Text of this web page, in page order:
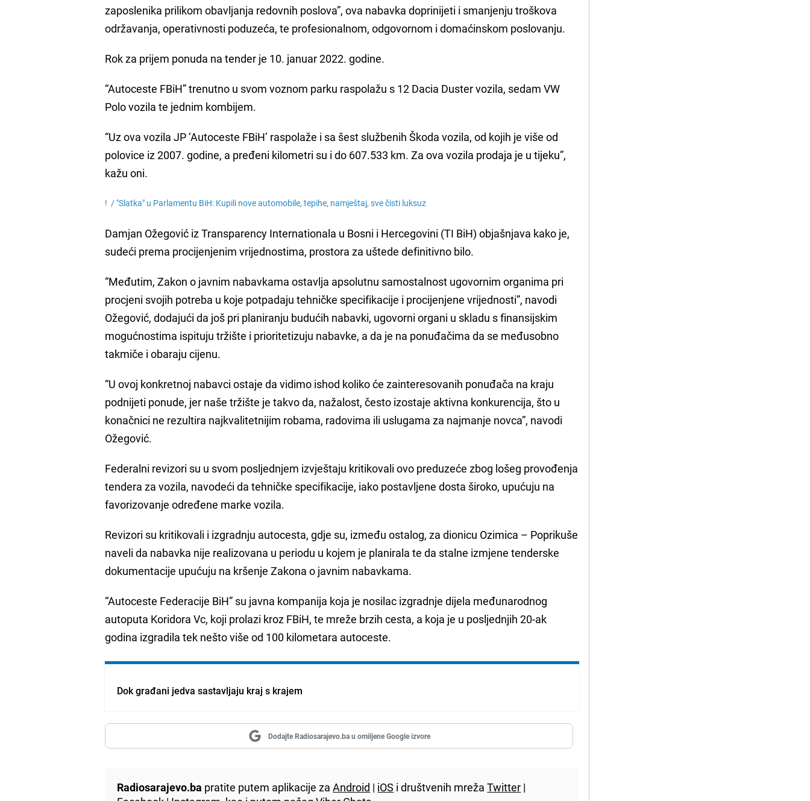
zaposlenika prilikom obavljanja redovnih poslova”, ova nabavka doprinijeti i smanjenju troškova
održavanja, operativnosti poduzeća, te profesionalnom, odgovornom i domaćinskom poslovanju.
Rok za prijem ponuda na tender je 10. januar 2022. godine.
“Autoceste FBiH” trenutno u svom voznom parku raspolažu s 12 Dacia Duster vozila, sedam VW
Polo vozila te jednim kombijem.
“Uz ova vozila JP ‘Autoceste FBiH’ raspolaže i sa šest službenih Škoda vozila, od kojih je više od
polovice iz 2007. godine, a pređeni kilometri su i do 607.533 km. Za ova vozila prodaja je u tijeku”,
kažu oni.
! / "Slatka" u Parlamentu BiH: Kupili nove automobile, tepihe, namještaj, sve čisti luksuz
Damjan Ožegović iz Transparency Internationala u Bosni i Hercegovini (TI BiH) objašnjava kako je,
sudeći prema procijenjenim vrijednostima, prostora za uštede definitivno bilo.
“Međutim, Zakon o javnim nabavkama ostavlja apsolutnu samostalnost ugovornim organima pri
procjeni svojih potreba u koje potpadaju tehničke specifikacije i procijenjene vrijednosti”, navodi
Ožegović, dodajući da još pri planiranju budućih nabavki, ugovorni organi u skladu s finansijskim
mogućnostima ispituju tržište i prioritetizuju nabavke, a da je na ponuđačima da se međusobno
takmiče i obaraju cijenu.
“U ovoj konkretnoj nabavci ostaje da vidimo ishod koliko će zainteresovanih ponuđača na kraju
podnijeti ponude, jer naše tržište je takvo da, nažalost, često izostaje aktivna konkurencija, što u
konačnici ne rezultira najkvalitetnijim robama, radovima ili uslugama za najmanje novca”, navodi
Ožegović.
Federalni revizori su u svom posljednjem izvještaju kritikovali ovo preduzeće zbog lošeg provođenja
tendera za vozila, navodeći da tehničke specifikacije, iako postavljene dosta široko, upućuju na
favorizovanje određene marke vozila.
Revizori su kritikovali i izgradnju autocesta, gdje su, između ostalog, za dionicu Ozimica – Poprikuše
naveli da nabavka nije realizovana u periodu u kojem je planirala te da stalne izmjene tenderske
dokumentacije upućuju na kršenje Zakona o javnim nabavkama.
“Autoceste Federacije BiH” su javna kompanija koja je nosilac izgradnje dijela međunarodnog
autoputa Koridora Vc, koji prolazi kroz FBiH, te mreže brzih cesta, a koja je u posljednjih 20-ak
godina izgradila tek nešto više od 100 kilometara autoceste.
Dok građani jedva sastavljaju kraj s krajem
Dodajte Radiosarajevo.ba u omiljene Google izvore
Radiosarajevo.ba pratite putem aplikacije zaAndroid | iOS i društvenih mrežaTwitter |